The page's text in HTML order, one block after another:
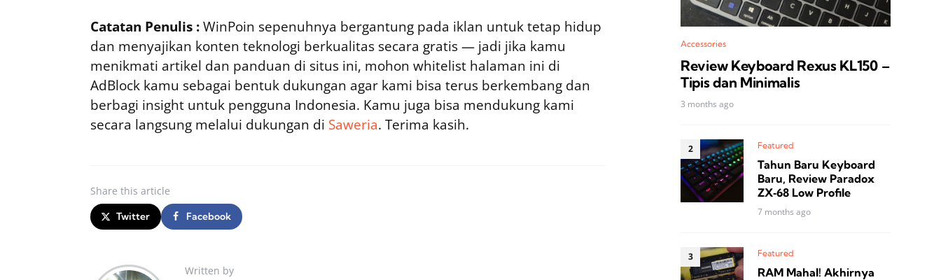
Catatan Penulis :WinPoin sepenuhnya bergantung pada iklan untuk tetap hidup
dan menyajikan konten teknologi berkualitas secara gratis — jadi jika kamu
menikmati artikel dan panduan di situs ini, mohon whitelist halaman ini di
AdBlock kamu sebagai bentuk dukungan agar kami bisa terus berkembang dan
berbagi insight untuk pengguna Indonesia. Kamu juga bisa mendukung kami
secara langsung melalui dukungan di Saweria. Terima kasih.
Share this article
Twitter Facebook
Written by
Accessories
Review Keyboard Rexus KL150 –
Tipis dan Minimalis
3 months ago
Featured
Tahun Baru Keyboard
Baru, Review Paradox
ZX‑68 Low Profile
7 months ago
Featured
RAM Mahal! Akhirnya